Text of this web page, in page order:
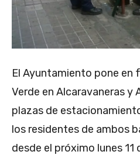
El Ayuntamiento pone en
Verde en Alcaravaneras y
plazas de
los residentes de ambos
desde el próximo lunes 11